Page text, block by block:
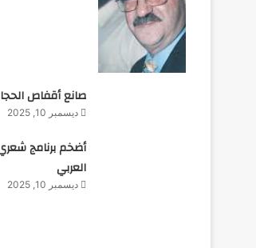
صانع أقفاص
ديسمبر 10, 2025
أضخم برنامج
العربي
ديسمبر 10, 2025